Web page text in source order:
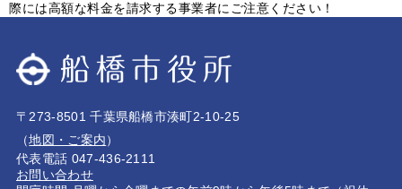
際には高額な料金を請求する事業者にご注意ください！
〒273-8501 千葉県船橋市湊町2-10-25
（地図・ご案内）
代表電話 047-436-2111
お問い合わせ